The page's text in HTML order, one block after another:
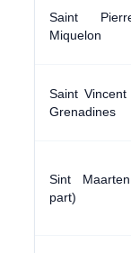
Saint
Miquelon
Saint
Grenadines
Sint
part)